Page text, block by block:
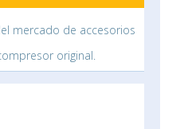
mercado de accesorios
original.